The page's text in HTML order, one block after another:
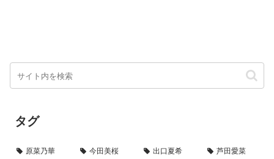
タグ
原菜乃華 今田美桜 出口夏希
芦田愛菜